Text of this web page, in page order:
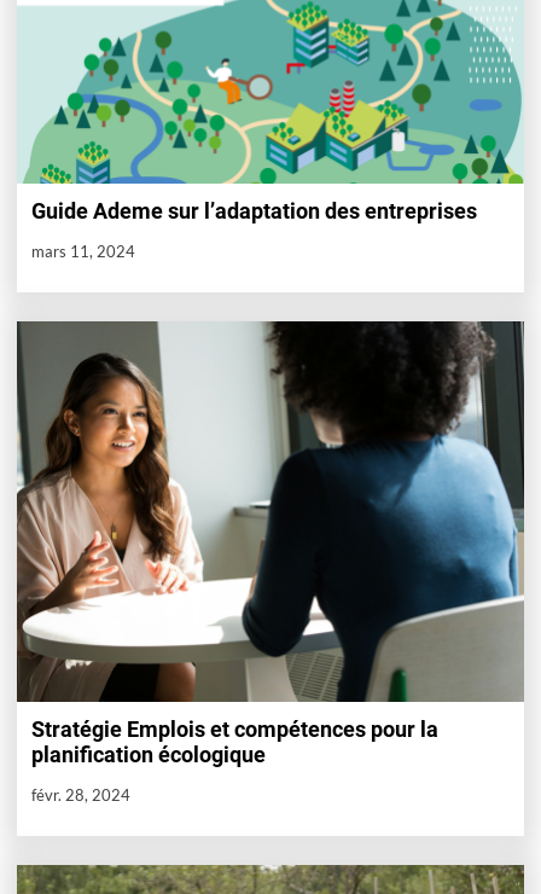
Guide Ademe sur l’adaptation des entreprises
mars 11, 2024
Stratégie Emplois et compétences pour la
planification écologique
févr. 28, 2024